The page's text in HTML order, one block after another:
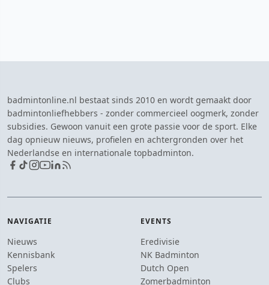
badmintonline.nl bestaat sinds 2010 en wordt gemaakt door
badmintonliefhebbers - zonder commercieel oogmerk, zonder
subsidies. Gewoon vanuit een grote passie voor de sport. Elke
dag opnieuw nieuws, profielen en achtergronden over het
Nederlandse en internationale topbadminton.
NAVIGATIE
Nieuws
Kennisbank
Spelers
Clubs
EVENTS
Eredivisie
NK Badminton
Dutch Open
Zomerbadminton